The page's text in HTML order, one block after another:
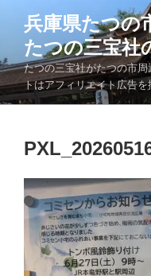
ン
ツ
へ
兵庫県たつ
たつの三宝社
たつの三宝社がたつの市
トはアフィリエイト広告